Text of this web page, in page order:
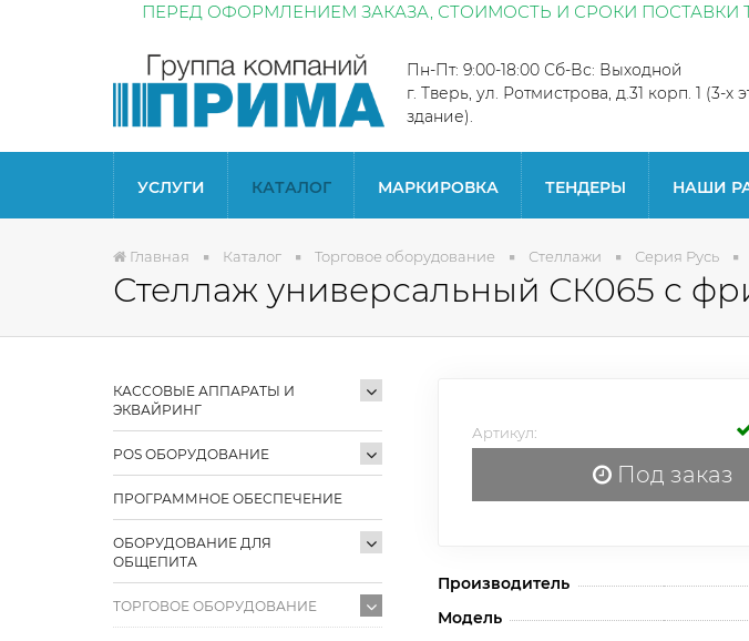
ПЕРЕД ОФОРМЛЕНИЕМ ЗАКАЗА, СТОИМОСТЬ И СРОКИ
Пн-Пт: 9:00-18:00 Сб-Вс: Выходной
г. Тверь, ул. Ротмистрова, д.31 корп. 1 (3-х
здание).
УСЛУГИ КАТАЛОГ МАРКИРОВКА ТЕНДЕРЫ НАШИ
Главная Каталог Торговое оборудование Стеллажи Серия Русь
Стеллаж универсальный СК065 с
КАССОВЫЕ АППАРАТЫ И
ЭКВАЙРИНГ
POS ОБОРУДОВАНИЕ
ПРОГРАММНОЕ ОБЕСПЕЧЕНИЕ
ОБОРУДОВАНИЕ ДЛЯ
ОБЩЕПИТА
ТОРГОВОЕ ОБОРУДОВАНИЕ
Артикул:
Под заказ
Производитель
Модель